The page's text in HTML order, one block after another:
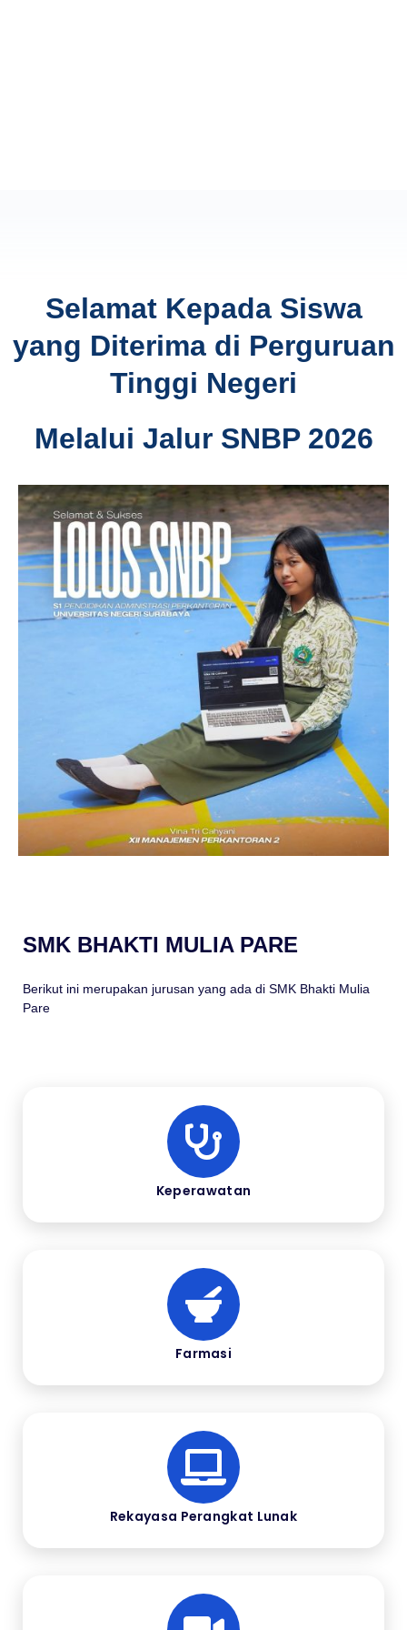
Selamat Kepada Siswa
yang Diterima di Perguruan
Tinggi Negeri
Melalui Jalur SNBP 2026
SMK BHAKTI MULIA PARE
Berikut ini merupakan jurusan yang ada di SMK Bhakti Mulia
Pare
Keperawatan
Farmasi
Rekayasa Perangkat Lunak